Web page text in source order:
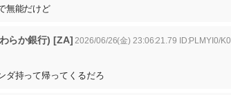
無能だけど
らか銀行) [ZA] 2026/06/26(金) 23:06:21.79 ID:PLMYI0/K0
ダ持って帰ってくるだろ